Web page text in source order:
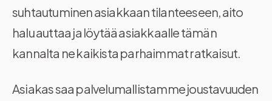
suhtautuminen asiakkaan tilanteeseen, aito
halu auttaa ja löytää asiakkaalle tämän
kannalta ne kaikista parhaimmat ratkaisut.
Asiakas saa palvelumallistamme joustavuuden